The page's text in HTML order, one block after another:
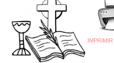
IMPRIMIR